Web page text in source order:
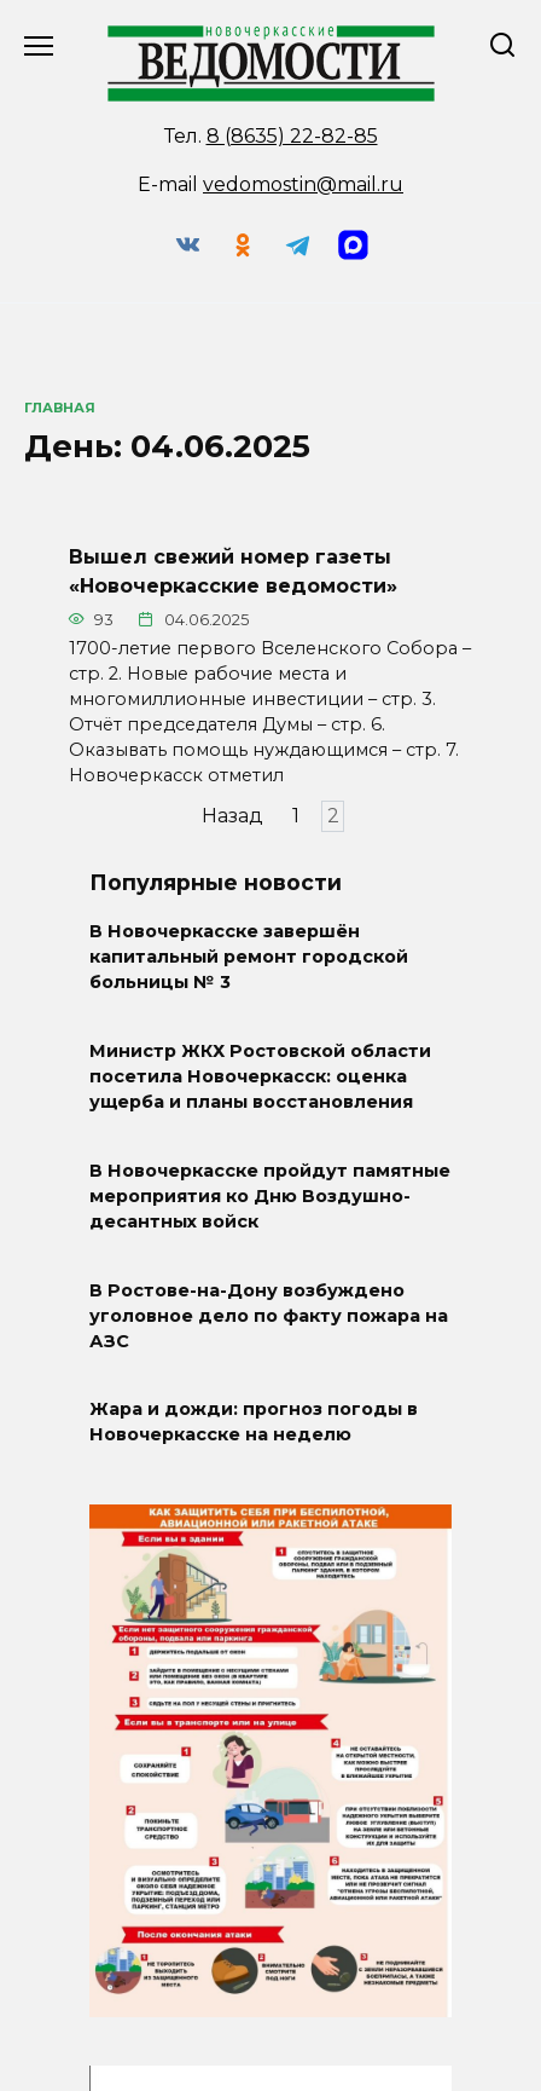
Тел. 8 (8635) 22-82-85
E-mail vedomostin@mail.ru
ГЛАВНАЯ
День: 04.06.2025
Вышел свежий номер газеты
«Новочеркасские ведомости»
93 04.06.2025
1700-летие первого Вселенского Собора –
стр. 2. Новые рабочие места и
многомиллионные инвестиции – стр. 3.
Отчёт председателя Думы – стр. 6.
Оказывать помощь нуждающимся – стр. 7.
Новочеркасск отметил
Назад 1 2
Популярные новости
В Новочеркасске завершён
капитальный ремонт городской
больницы № 3
Министр ЖКХ Ростовской области
посетила Новочеркасск: оценка
ущерба и планы восстановления
В Новочеркасске пройдут памятные
мероприятия ко Дню Воздушно-
десантных войск
В Ростове-на-Дону возбуждено
уголовное дело по факту пожара на
АЗС
Жара и дожди: прогноз погоды в
Новочеркасске на неделю